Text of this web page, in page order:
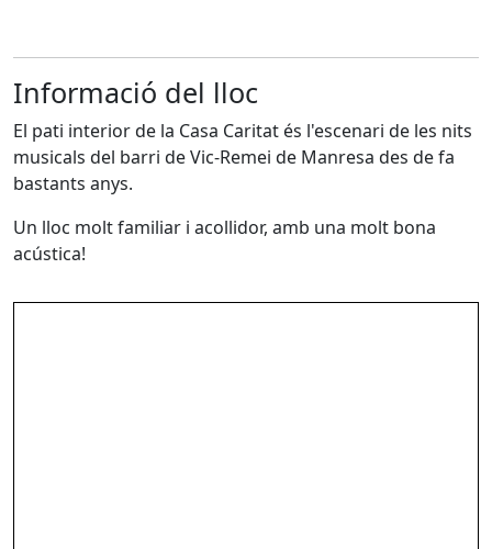
Informació del lloc
El pati interior de la Casa Caritat és l'escenari de les nits
musicals del barri de Vic-Remei de Manresa des de fa
bastants anys.
Un lloc molt familiar i acollidor, amb una molt bona
acústica!